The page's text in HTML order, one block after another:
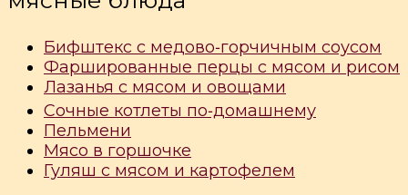
Бифштекс с медово‑горчичным соусом
Фаршированные перцы с мясом и рисом
Лазанья с мясом и овощами
Сочные котлеты по‑домашнему
Пельмени
Мясо в горшочке
Гуляш с мясом и картофелем